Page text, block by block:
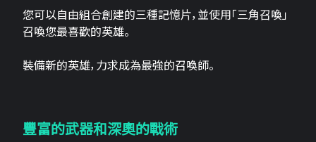
您可以自由組合創建的三種記憶片，並使用「三角召喚」
召喚您最喜歡的英雄。
裝備新的英雄，力求成為最強的召喚師。
豐富的武器和深奧的戰術